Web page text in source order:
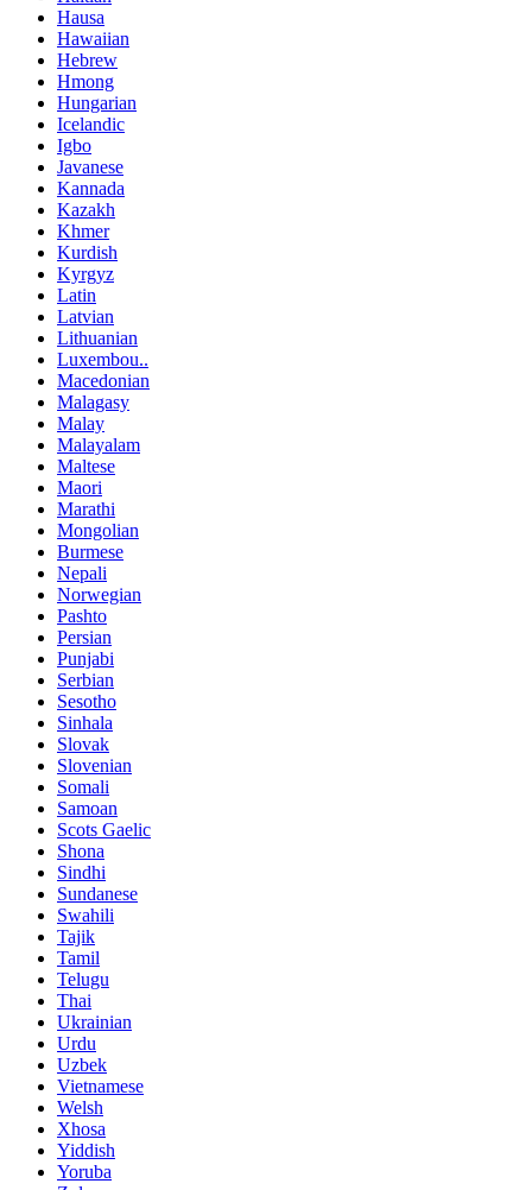
Hausa
Hawaiian
Hebrew
Hmong
Hungarian
Icelandic
Igbo
Javanese
Kannada
Kazakh
Khmer
Kurdish
Kyrgyz
Latin
Latvian
Lithuanian
Luxembou..
Macedonian
Malagasy
Malay
Malayalam
Maltese
Maori
Marathi
Mongolian
Burmese
Nepali
Norwegian
Pashto
Persian
Punjabi
Serbian
Sesotho
Sinhala
Slovak
Slovenian
Somali
Samoan
Scots Gaelic
Shona
Sindhi
Sundanese
Swahili
Tajik
Tamil
Telugu
Thai
Ukrainian
Urdu
Uzbek
Vietnamese
Welsh
Xhosa
Yiddish
Yoruba